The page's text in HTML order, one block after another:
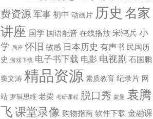
费资源 军事 初中 动画片 历史 名家
讲座 国学 国语配音 在线播放 宋鸿兵 小
学 局座 怀旧 敏感 日本历史 有声书 民国历
史 游戏下载 电子书下载 电影 电视剧 石国鹏
窦文涛 精品资源 素质教育 纪录片 网
站 罗辑思维 老梁 考研课程 脱口秀 蒙曼 袁腾
飞 课堂录像 购物指南 软件下载 金融课